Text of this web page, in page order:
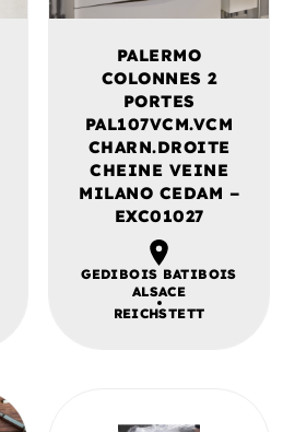
PALERMO
COLONNES 2
PORTES
PAL107VCM.VCM
CHARN.DROITE
CHEINE VEINE
MILANO CEDAM –
EXC01027
GEDIBOIS BATIBOIS
ALSACE
REICHSTETT